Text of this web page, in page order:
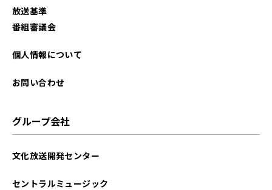
2025年07月
2025年04月
放送基準
番組審議会
個人情報について
お問い合わせ
グループ会社
文化放送開発センター
セントラルミュージック